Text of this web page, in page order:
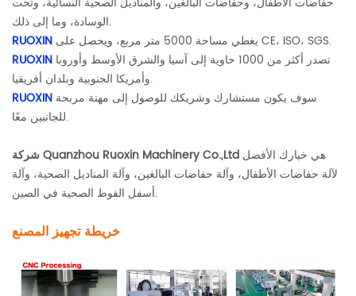
الوسادة، وما إلى ذلك.
RUOXIN
يغطي مساحة 5000 متر مربع، ويحصل على CE، ISO، SGS.
RUOXIN
وأمريكا الجنوبية وبلدان أفريقيا.
RUOXIN
للجانبين معًا.
شركة Quanzhou Ruoxin Machinery Co.,Ltd
لآلة حفاضات الأطفال، وآلة حفاضات البالغين، وآلة المناديل الصحية، وآلة
أسفل الفوط الصحية في الصين.
خريطة تجهيز المصنع